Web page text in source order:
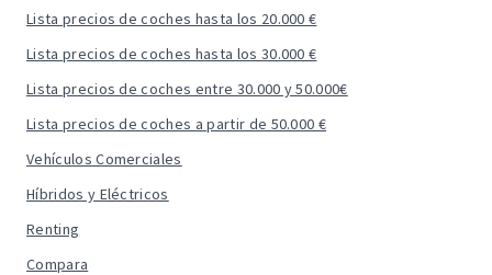
Lista precios de coches hasta los 20.000 €
Lista precios de coches hasta los 30.000 €
Lista precios de coches entre 30.000 y 50.000€
Lista precios de coches a partir de 50.000 €
Vehículos Comerciales
Híbridos y Eléctricos
Renting
Compara